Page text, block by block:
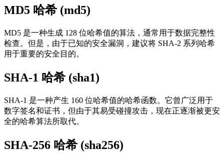
MD5 哈希 (md5)
MD5 是一种生成 128 位哈希值的算法，通常用于数据完整性
检查。但是，由于已知的安全漏洞，建议将 SHA-2 系列哈希
用于重要的安全目的。
SHA-1 哈希 (sha1)
SHA-1 是一种产生 160 位哈希值的哈希函数。它曾广泛用于
数字签名和证书，但由于其易受碰撞攻击，现在正逐渐被更安
全的哈希算法所取代。
SHA-256 哈希 (sha256)